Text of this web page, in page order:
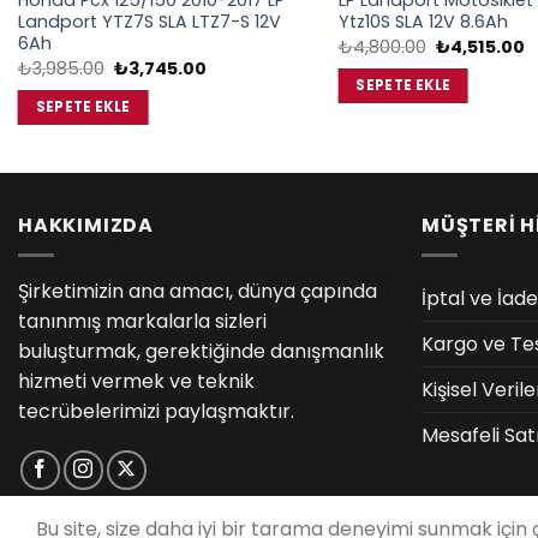
Landport YTZ7S SLA LTZ7-S 12V
6Ah
₺3,985.00 Orijinal
fiyat:
₺3,985.00.
₺3,745.00
SEPETE EKLE
Ytz10S SLA 12V 8.6Ah
₺4,800.00 Orijinal
fiyat:
₺4,800.00.
₺4,515.00Şu
SEPETE EKLE
HAKKIMIZDA
Şirketimizin ana amacı, dünya çapında
tanınmış markalarla sizleri
buluşturmak, gerektiğinde danışmanlık
hizmeti vermek ve teknik
tecrübelerimizi paylaşmaktır.
MÜŞTERİ
İptal ve
Kargo ve
Kişisel
Mesafeli
Bu site, size daha iyi bir tarama deneyimi sunmak